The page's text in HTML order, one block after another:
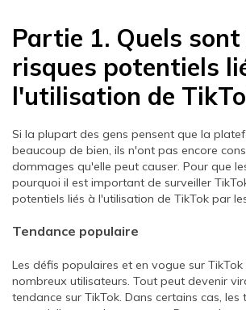
Partie 1. Quels sont
risques potentiels
l'utilisation de
Si la plupart des gens pensent que la
beaucoup de bien, ils n'ont pas encore
dommages qu'elle peut causer. Pour que
pourquoi il est important de surveiller
potentiels liés à l'utilisation de TikTok par
Tendance populaire
Les défis populaires et en vogue sur
nombreux utilisateurs. Tout peut devenir
tendance sur TikTok. Dans certains cas, les